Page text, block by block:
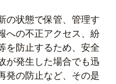
の状態で保管、管理す
への不正アクセス、紛
を防止するため、安全
が発生した場合でも迅
発の防止など、その是